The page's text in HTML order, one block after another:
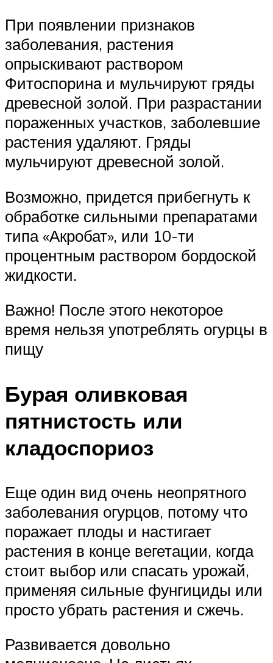
При появлении признаков
заболевания, растения
опрыскивают раствором
Фитоспорина и мульчируют гряды
древесной золой. При разрастании
пораженных участков, заболевшие
растения удаляют. Гряды
мульчируют древесной золой.
Возможно, придется прибегнуть к
обработке сильными препаратами
типа «Акробат», или 10-ти
процентным раствором бордоской
жидкости.
Важно! После этого некоторое
время нельзя употреблять огурцы в
пищу
Бурая оливковая
пятнистость или
кладоспориоз
Еще один вид очень неопрятного
заболевания огурцов, потому что
поражает плоды и настигает
растения в конце вегетации, когда
стоит выбор или спасать урожай,
применяя сильные фунгициды или
просто убрать растения и сжечь.
Развивается довольно